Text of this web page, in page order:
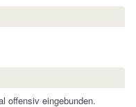
offensiv eingebunden.